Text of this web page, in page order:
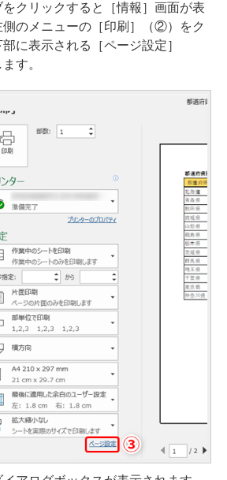
クリックすると［情報］画面が表
側のメニューの［印刷］（②）をク
に表示される［ページ設定］
す。